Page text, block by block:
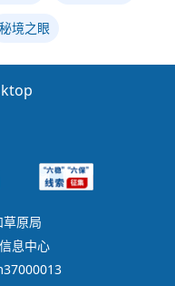
秘境之眼
原局
息中心